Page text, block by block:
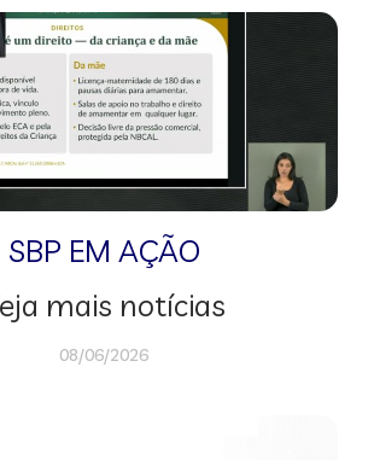
SBP EM AÇÃO
mais notícias
08/06/2026